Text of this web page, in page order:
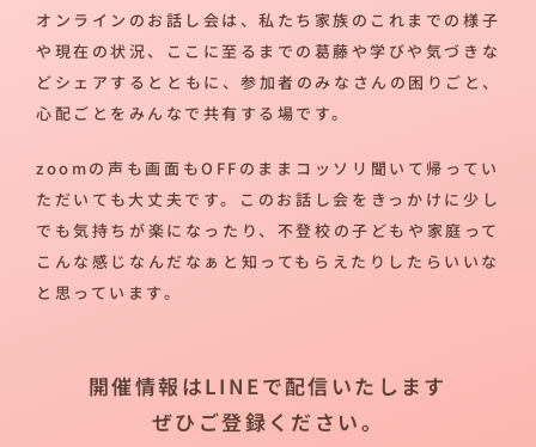
オンラインのお話し会は、私たち家族のこれまでの様子
や現在の状況、ここに至るまでの葛藤や学びや気づきな
どシェアするとともに、参加者のみなさんの困りごと、
心配ごとをみんなで共有する場です。
zoomの声も画面もOFFのままコッソリ聞いて帰ってい
ただいても大丈夫です。このお話し会をきっかけに少し
でも気持ちが楽になったり、不登校の子どもや家庭って
こんな感じなんだなぁと知ってもらえたりしたらいいな
と思っています。
開催情報はLINEで配信いたします
ぜひご登録ください。